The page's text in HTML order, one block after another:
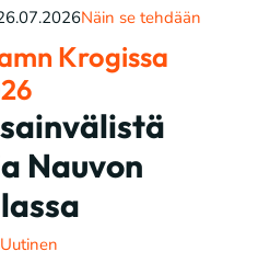
Näin se tehdään
Krogissa
Nauvon
Uutinen